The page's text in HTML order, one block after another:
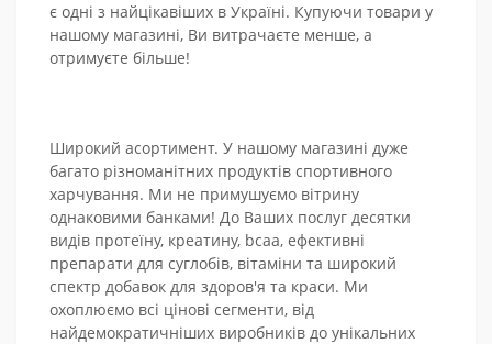
є одні з найцікавіших в Україні. Купуючи товари у
нашому магазині, Ви витрачаєте менше, а
отримуєте більше!
Широкий асортимент. У нашому магазині дуже
багато різноманітних продуктів спортивного
харчування. Ми не примушуємо вітрину
однаковими банками! До Ваших послуг десятки
видів протеїну, креатину, bcaa, ефективні
препарати для суглобів, вітаміни та широкий
спектр добавок для здоров'я та краси. Ми
охоплюємо всі цінові сегменти, від
найдемократичніших виробників до унікальних